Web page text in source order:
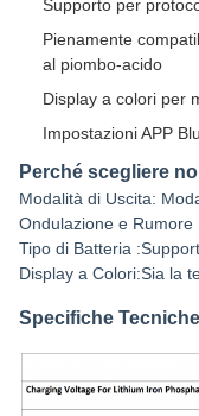
Supporto per
Pienamente
al piombo-acido
Display a colori per
Impostazioni APP
Perché scegliere
Modalità di Uscita:
Ondulazione e Rumore
Tipo di Batteria
Display a Colori:Sia la
Specifiche Tecniche